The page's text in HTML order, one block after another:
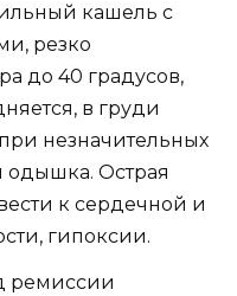
кашель с
резко
до 40 градусов,
в груди
незначительных
одышка. Острая
к сердечной и
гипоксии.
ремиссии